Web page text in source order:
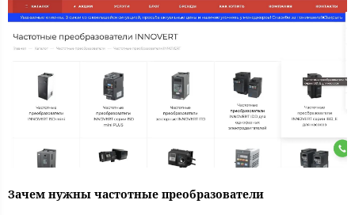
Зачем нужны частотные преобразователи